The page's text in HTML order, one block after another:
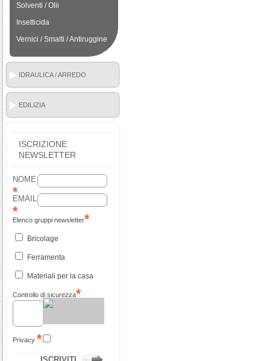
Solventi / Olii
Insetticida
Vernici / Smalti / Antiruggine
IDRAULICA / ARREDO
BAGNO
EDILIZIA
ISCRIZIONE
NEWSLETTER
NOME
EMAIL
Elenco gruppi newsletter
Bricolage
Ferramenta
Materiali per la casa
Controllo di sicurezza
Privacy